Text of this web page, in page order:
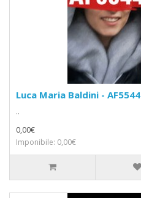
Luca Maria Baldini - AF5544
..
0,00€
Imponibile: 0,00€